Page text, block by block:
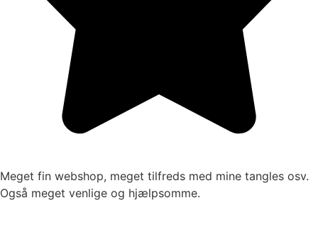
Meget fin webshop, meget tilfreds med mine tangles osv.
Også meget venlige og hjælpsomme.